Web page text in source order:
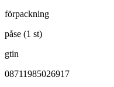
förpackning
påse (1 st)
gtin
08711985026917